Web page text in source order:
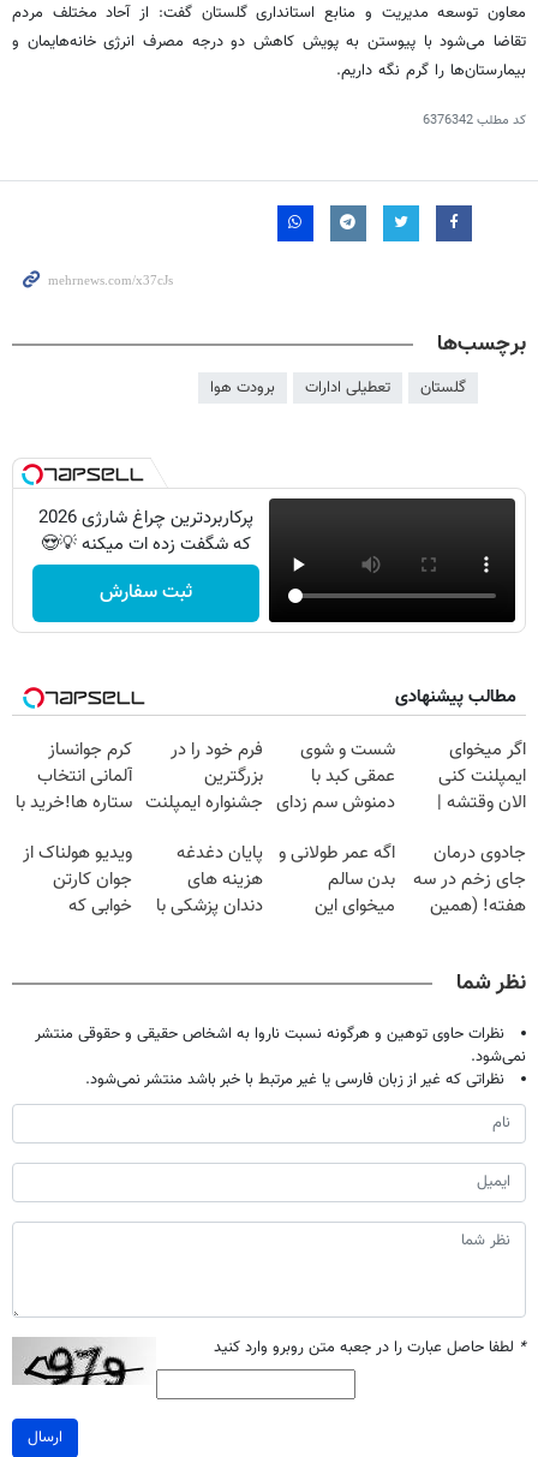
معاون توسعه مدیریت و منابع استانداری گلستان گفت: از آحاد مختلف مردم
تقاضا می‌شود با پیوستن به پویش کاهش دو درجه مصرف انرژی خانه‌هایمان و
بیمارستان‌ها را گرم نگه داریم.
کد مطلب6376342
برچسب‌ها
گلستان تعطیلی ادارات برودت هوا
پرکاربردترین چراغ شارژی 2026
که شگفت زده ات میکنه 💡😍
ثبت سفارش
مطالب پیشنهادی
اگر میخوای
ایمپلنت کنی
الان وقتشه |
میلیون تومان!!!
شست و شوی
عمقی کبد با
دمنوش سم زدای
فرم خود را در
بزرگترین
جشنواره ایمپلنت
فقط ۲۵ میلیون
کرم جوانساز
آلمانی انتخاب
ستاره ها!خرید با
جادوی درمان
جای زخم در سه
هفته! (همین
اگه عمر طولانی و
بدن سالم
میخوای این
پایان دغدغه
هزینه های
دندان پزشکی با
ویدیو هولناک از
جوان کارتن
خوابی که
نظر شما
نظرات حاوی توهین و هرگونه نسبت ناروا به اشخاص حقیقی و حقوقی منتشر
نمی‌شود.
نظراتی که غیر از زبان فارسی یا غیر مرتبط با خبر باشد منتشر نمی‌شود.
* لطفا حاصل عبارت را در جعبه متن روبرو وارد کنید
ارسال